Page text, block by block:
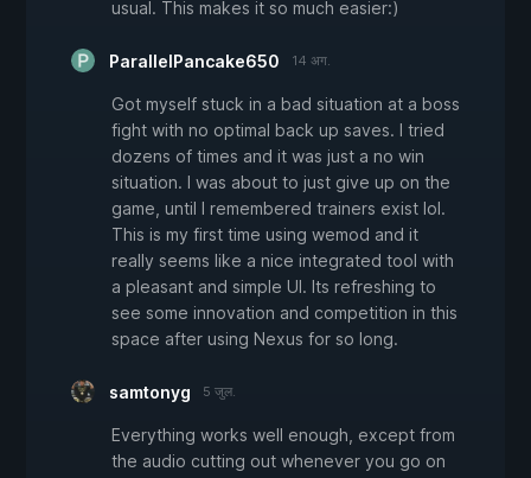
usual. This makes it so much easier:)
ParallelPancake650 14 अग.
Got myself stuck in a bad situation at a boss
fight with no optimal back up saves. I tried
dozens of times and it was just a no win
situation. I was about to just give up on the
game, until I remembered trainers exist lol.
This is my first time using wemod and it
really seems like a nice integrated tool with
a pleasant and simple UI. Its refreshing to
see some innovation and competition in this
space after using Nexus for so long.
samtonyg 5 जुल.
Everything works well enough, except from
the audio cutting out whenever you go on